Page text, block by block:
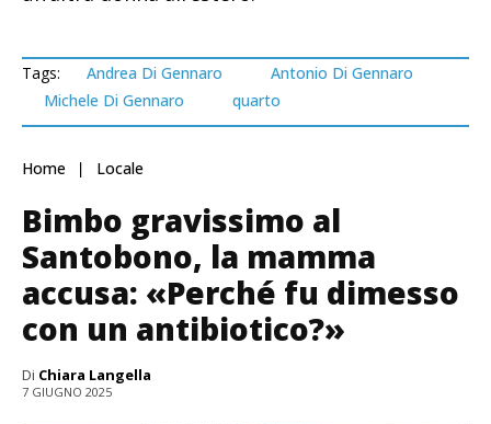
Tags: Andrea Di Gennaro
Antonio Di Gennaro
Michele Di Gennaro
quarto
Home Locale
Bimbo gravissimo al
Santobono, la mamma
accusa: «Perché fu dimesso
con un antibiotico?»
Di Chiara Langella
7 GIUGNO 2025